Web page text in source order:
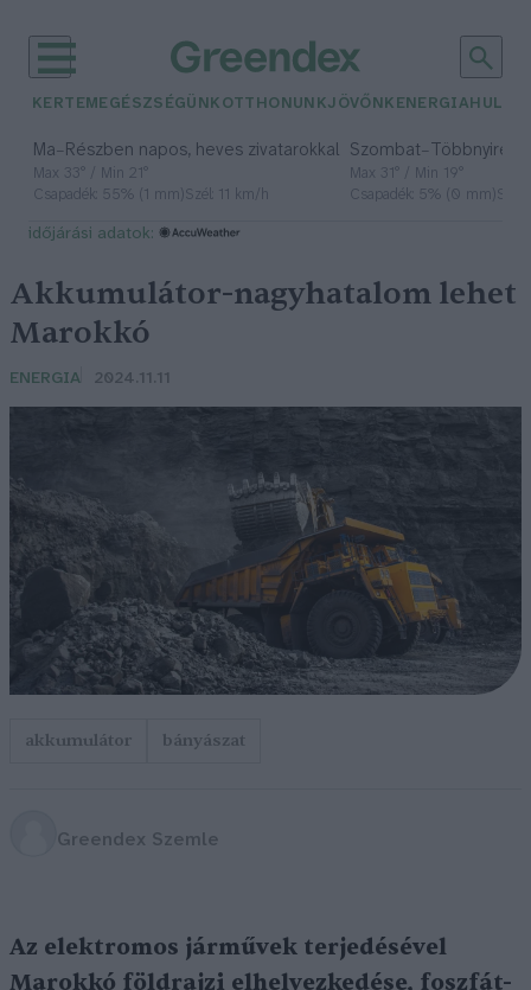
KERTEM EGÉSZSÉGÜNK OTTHONUNKJÖVŐNK ENERGIA
Ma– Részben napos, heves zivatarokkal
Max 33° / Min 21°
Csapadék: 55% (1 mm)Szél: 11 km/h
Szombat– Többnyire
Max 31° / Min 19°
Csapadék: 5% (0 mm)
időjárási adatok:
Akkumulátor-nagyhatalom lehet
Marokkó
ENERGIA 2024.11.11
akkumulátor bányászat
Greendex Szemle
Az elektromos járművek terjedésével
Marokkó földrajzi elhelyezkedése, foszfát-